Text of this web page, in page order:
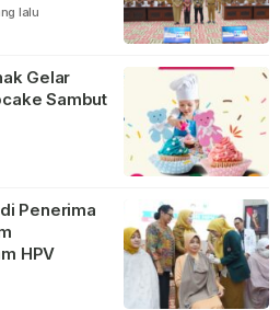
lalu
Gelar
Sambut
Penerima
HPV